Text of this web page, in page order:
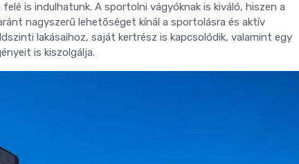
is indulhatunk. A sportolni vágyóknak is kiváló, hiszen a
nagyszerű lehetőséget kínál a sportolásra és aktív
lakásaihoz, saját kertrész is kapcsolódik, valamint egy
is kiszolgálja.